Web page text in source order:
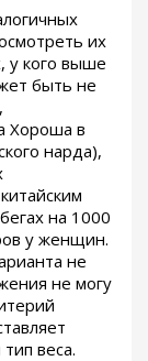
их
у кого выше
быть не
Хороша в
нарда),
на 1000
у женщин.
не
не могу
веса.